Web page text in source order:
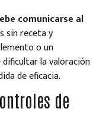
comunicarse al
sin receta y
o un
la valoración
de eficacia.
de